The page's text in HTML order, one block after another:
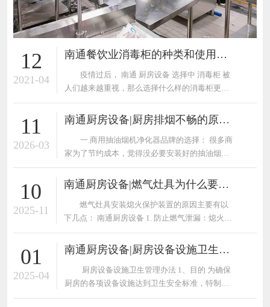
12
2021-04
南通餐饮业消毒柜的种类和使用注意事项
疫情过后， 南通 厨房设备 选择中 消毒柜 被
人们越来越重视，那么选择什么样的消毒柜更适
合自己...
11
2026-03
南通厨房设备|厨房排烟不畅的原因及解决办法
一.商用抽油烟机净化器品牌的选择： 很多商
家为了节约成本，觉得没必要安装好的抽油烟机
油烟净...
10
2025-11
南通厨房设备|燃气灶具为什么要安装熄火保护装置？
燃气灶具安装熄火保护装置的原因主要有以
下几点： 南通厨房设备 1. 防止燃气泄漏：熄火保
护装置可...
01
2025-04
南通厨房设备|厨房设备设施卫生管理办法
厨房的各项设备设施达到卫生安全标准，特制订
本办...